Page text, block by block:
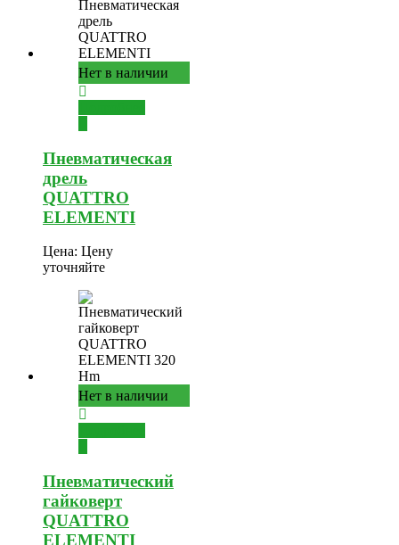
Нет в наличии
Пневматическая
дрель
QUATTRO
ELEMENTI
Цена: Цену
уточняйте
Нет в наличии
Пневматический
гайковерт
QUATTRO
ELEMENTI